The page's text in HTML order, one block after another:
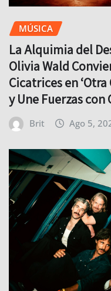
MÚSICA
La Alquimia del
Olivia Wald
Cicatrices en ‘Otra
y Une Fuerzas con
Brit Ago 5,